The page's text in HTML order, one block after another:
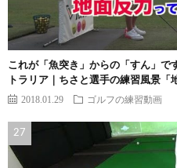
これが「魚突き」からの「すん」で
トラリア｜ちさと選手の練習風景「
2018.01.29 ゴルフの練習動画